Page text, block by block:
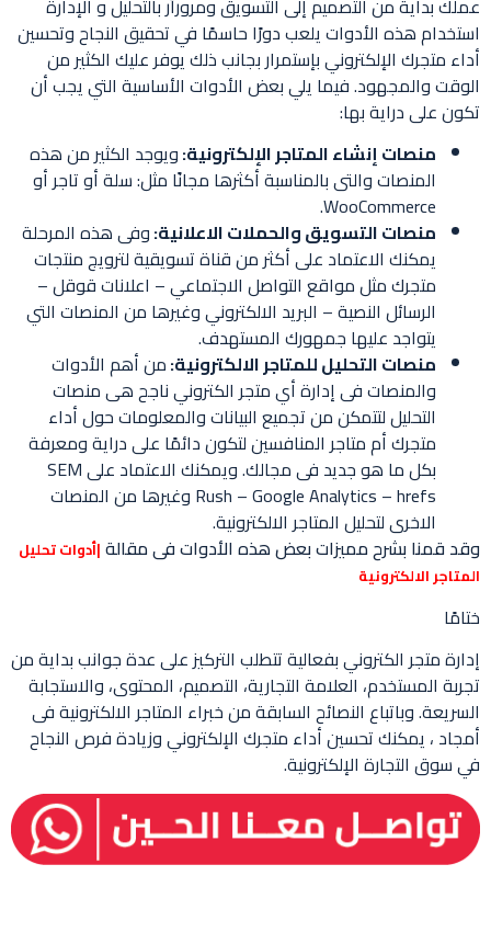
استخدام هذه الأدوات يلعب دورًا حاسمًا في تحقيق النجاح وتحسين
أداء متجرك الإلكتروني بإستمرار بجانب ذلك يوفر عليك الكثير من
الوقت والمجهود. فيما يلي بعض الأدوات الأساسية التي يجب أن
تكون على دراية بها:
منصات إنشاء المتاجر الإلكترونية:ويوجد الكثير من هذه
المنصات والتى بالمناسبة أكثرها مجانًا مثل: سلة أو تاجر أو
WooCommerce.
منصات التسويق والحملات الاعلانية:وفى هذه المرحلة
يمكنك الاعتماد على أكثر من قناة تسويقية لترويج منتجات
متجرك مثل مواقع التواصل الاجتماعي – اعلانات قوقل –
الرسائل النصية – البريد الالكتروني وغيرها من المنصات التي
يتواجد عليها جمهورك المستهدف.
منصات التحليل للمتاجر الالكترونية:من أهم الأدوات
والمنصات فى إدارة أي متجر الكتروني ناجح هى منصات
التحليل لتتمكن من تجميع البيانات والمعلومات حول أداء
متجرك أم متاجر المنافسين لتكون دائمًا على دراية ومعرفة
بكل ما هو جديد فى مجالك. ويمكنك الاعتماد على SEM
Rush – Google Analytics – hrefs وغيرها من المنصات
الاخرى لتحليل المتاجر الالكترونية.
وقد قمنا بشرح مميزات بعض هذه الأدوات فى مقالة |أدوات تحليل
المتاجر الالكترونية
ختامًا
إدارة متجر الكتروني بفعالية تتطلب التركيز على عدة جوانب بداية من
تجربة المستخدم، العلامة التجارية، التصميم، المحتوى، والاستجابة
السريعة. وباتباع النصائح السابقة من خبراء المتاجر الالكترونية فى
أمجاد ، يمكنك تحسين أداء متجرك الإلكتروني وزيادة فرص النجاح
في سوق التجارة الإلكترونية.